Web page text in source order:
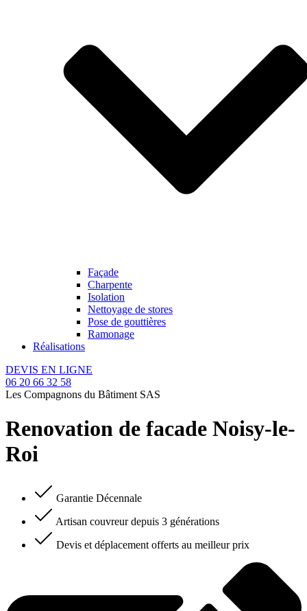
Façade
Charpente
Isolation
Nettoyage de stores
Pose de gouttières
Ramonage
Réalisations
DEVIS EN LIGNE
06 20 66 32 58
Les Compagnons du Bâtiment SAS
Renovation de facade Noisy-le-
Roi
Garantie Décennale
Artisan couvreur depuis 3 générations
Devis et déplacement offerts au meilleur prix